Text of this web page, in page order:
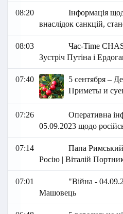
08:20
Інформація
внаслідок санкцій,
08:03
Час-Time
Зустріч Путіна і
07:40
5 сентября –
Приметы и
07:26
Оперативна
05.09.2023 щодо
07:14
Папа Римський
Росію | Віталій
07:01
"Війна -
Машовець